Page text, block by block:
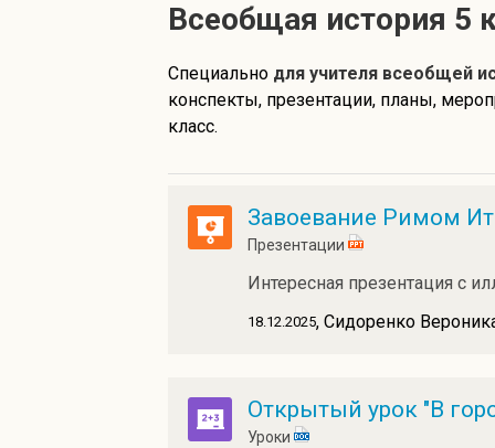
Всеобщая история 5
Специально для учителя всеобщей
конспекты, презентации, планы,
класс.
Завоевание Римом
Презентации
Интересная презентация с
18.12.2025, Сидоренко
Открытый урок "В
Уроки